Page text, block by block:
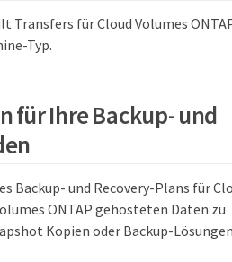
Transfers für Cloud Volumes
Typ.
für Ihre Backup- und
Backup- und Recovery-Plans für
ONTAP gehosteten Daten zu
Kopien oder Backup-